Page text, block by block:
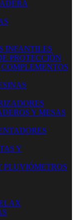
INFANTILES
PROTECCIÓN
Y MESAS
Y
PLUVIÓMETROS